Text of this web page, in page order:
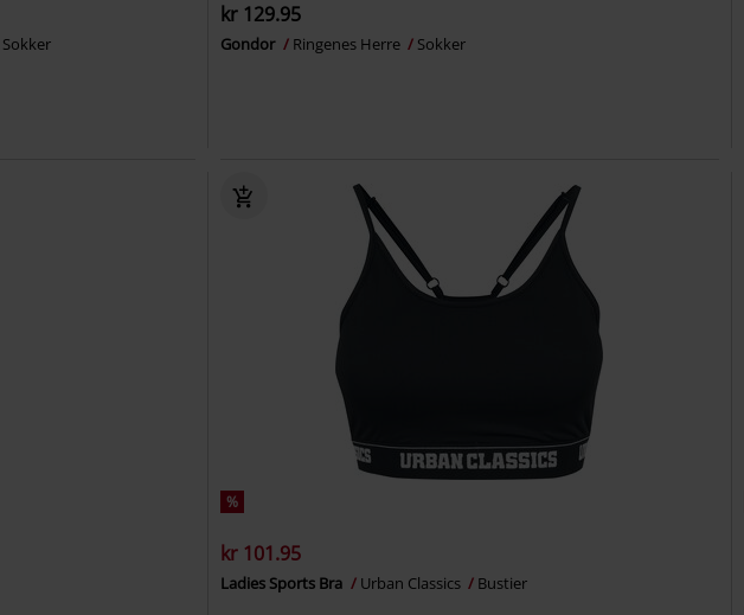
Sokker
kr 129.95
Gondor Ringenes Herre Sokker
%
kr 101.95
Ladies Sports Bra Urban Classics Bustier